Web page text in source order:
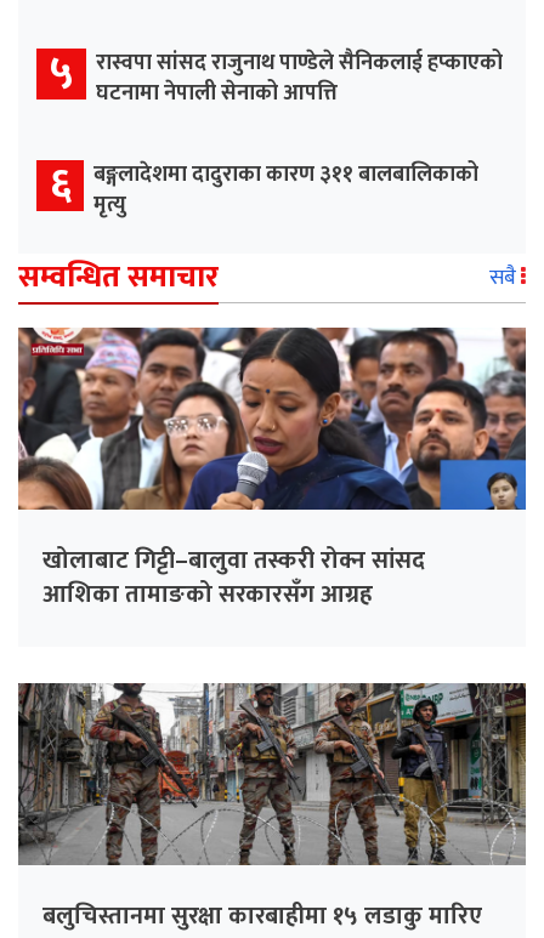
५
रास्वपा सांसद राजुनाथ पाण्डेले सैनिकलाई हप्काएको
घटनामा नेपाली सेनाको आपत्ति
६ बङ्गलादेशमा दादुराका कारण ३११ बालबालिकाको
मृत्यु
सम्वन्धित समाचार सबै
खोलाबाट गिट्टी–बालुवा तस्करी रोक्न सांसद
आशिका तामाङको सरकारसँग आग्रह
बलुचिस्तानमा सुरक्षा कारबाहीमा १५ लडाकु मारिए